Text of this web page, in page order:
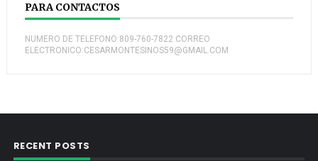
PARA CONTACTOS
NUMERO DE TELEFONO:809-760-7822 CORREO
ELECTRONICO:CESARMONTESINOS59@GMAIL.COM
RECENT POSTS